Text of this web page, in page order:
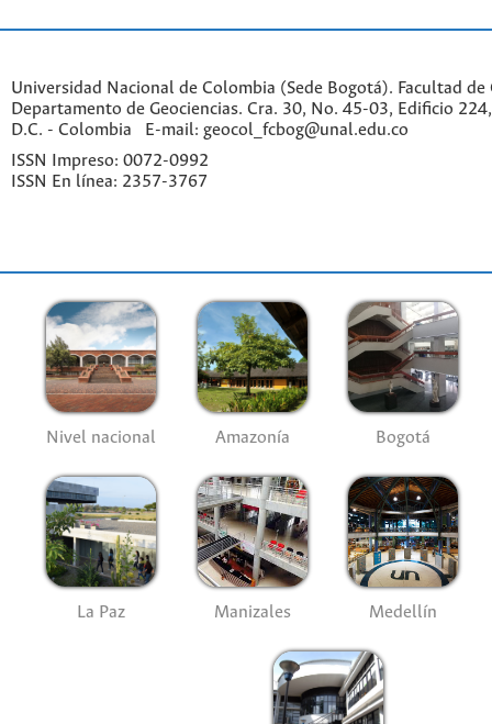
Universidad Nacional de Colombia (Sede Bogotá). Facultad de
Departamento de Geociencias. Cra. 30, No. 45-03, Edificio
D.C. - Colombia E-mail: geocol_fcbog@unal.edu.co
ISSN Impreso: 0072-0992
ISSN En línea: 2357-3767
Nivel nacional Amazonía Bogotá
La Paz Manizales Medellín